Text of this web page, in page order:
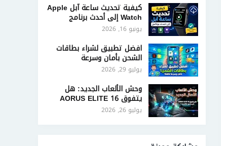
كيفية تحديث ساعة آبل Apple
Watch إلى أحدث برنامج
تشغيل
يونيو 16, 2026
افضل تطبيق لشراء بطاقات
الشحن بأمان وسرعة
يوليو 29, 2026
وحش الألعاب الجديد: هل
يتفوق AORUS ELITE 16
على جميع منافسيه؟
يوليو 26, 2026